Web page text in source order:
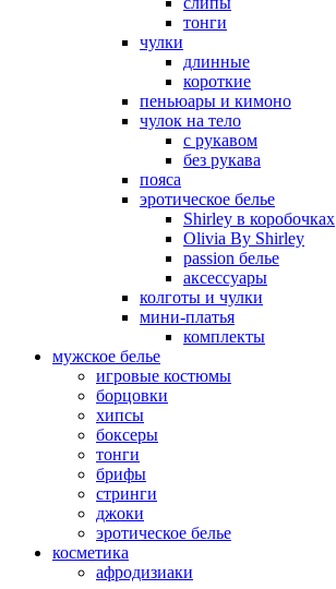
тонги
чулки
длинные
короткие
пеньюары и кимоно
чулок на тело
с рукавом
без рукава
пояса
эротическое белье
Shirley в коробочках
Olivia By Shirley
passion белье
аксессуары
колготы и чулки
мини-платья
комплекты
мужское белье
игровые костюмы
борцовки
хипсы
боксеры
тонги
брифы
стринги
джоки
эротическое белье
косметика
афродизиаки